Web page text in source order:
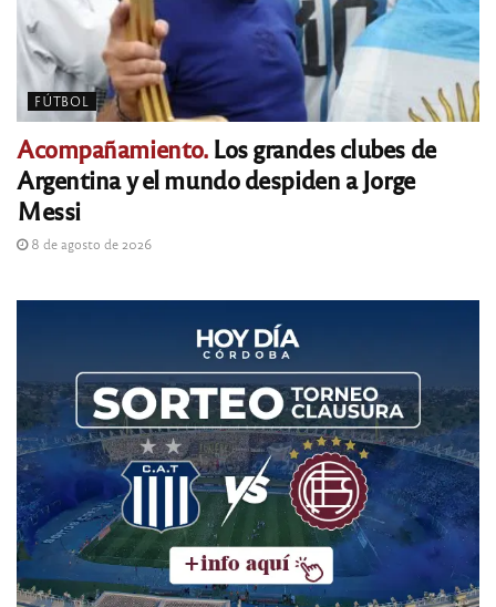
FÚTBOL
Acompañamiento.Los grandes clubes de
Argentina y el mundo despiden a Jorge
Messi
8 de agosto de 2026